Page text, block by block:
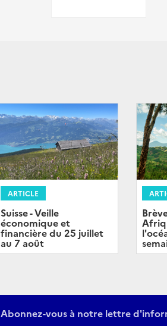
ARTICLE
Suisse - Veille
économique et
financière du 25 juillet
au 7 août
Abonnez-vous à notre lettre